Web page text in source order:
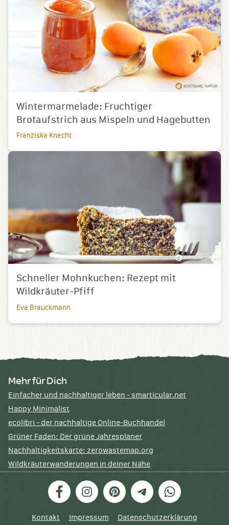
Wintermarmelade: Fruchtiger
Brotaufstrich aus Mispeln und Hagebutten
Franziska Knecht
Schneller Mohnkuchen: Rezept mit
Wildkräuter-Pfiff
Eva Brauckmann
Mehr für Dich
Einfacher und nachhaltiger leben - smarticular.net
Happy Minimalist
ecolibri - der nachhaltige Online-Buchhandel
Grüner Faden: Der grüne Jahresplaner
Nachhaltigkeitskarte: zerowastemap.org
Wildkräuterwanderungen in deiner Nähe
FacebookInstagramPinterestTelegramWhatsApp
Kontakt Impressum Datenschutzerklärung